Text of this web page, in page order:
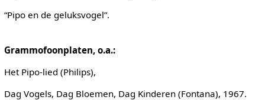
“Pipo en de geluksvogel”.
Grammofoonplaten, o.a.:
Het Pipo-lied (Philips),
Dag Vogels, Dag Bloemen, Dag Kinderen (Fontana), 1967.